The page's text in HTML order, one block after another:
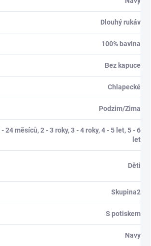
Dlouhý rukáv
100% bavlna
Bez kapuce
Chlapecké
Podzim/Zima
- 24 měsíců, 2 - 3 roky, 3 - 4 roky, 4 - 5 let, 5 - 6
let
Děti
Skupina2
S potiskem
Navy